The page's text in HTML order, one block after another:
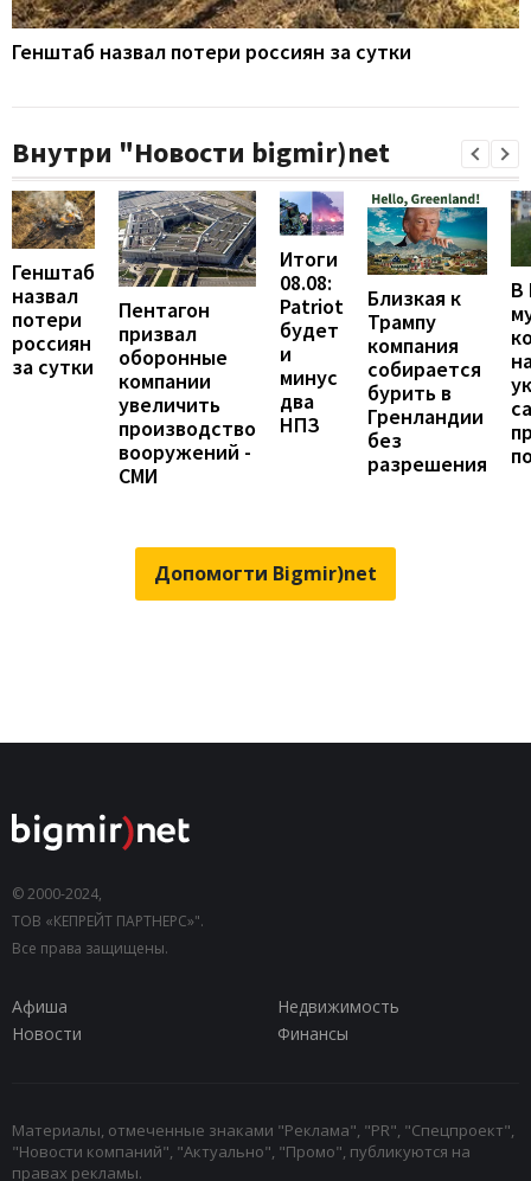
Генштаб назвал потери россиян за сутки
Внутри "Новости bigmir)net
Генштаб
назвал
потери
россиян
за сутки
Пентагон
призвал
оборонные
компании
увеличить
производство
вооружений -
СМИ
Итоги
08.08:
Patriot
будет
и
минус
два
НПЗ
Близкая к
Трампу
компания
собирается
бурить в
Гренландии
без
разрешения
В
Допомогти Bigmir)net
© 2000-2024,
ТОВ «КЕПРЕЙТ ПАРТНЕРС»".
Все права защищены.
Афиша
Недвижимость
Новости
Финансы
Материалы, отмеченные знаками "Реклама", "PR", "Спецпроект",
"Новости компаний", "Актуально", "Промо", публикуются на
правах рекламы.